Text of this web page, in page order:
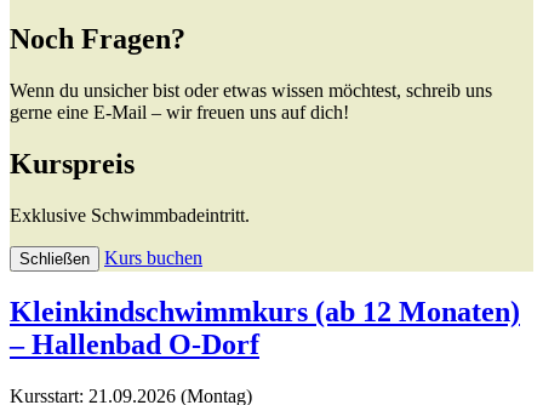
Noch Fragen?
Wenn du unsicher bist oder etwas wissen möchtest, schreib uns
gerne eine E-Mail – wir freuen uns auf dich!
Kurspreis
Exklusive Schwimmbadeintritt.
Schließen Kurs buchen
Kleinkindschwimmkurs (ab 12 Monaten)
– Hallenbad O-Dorf
Kursstart: 21.09.2026 (Montag)